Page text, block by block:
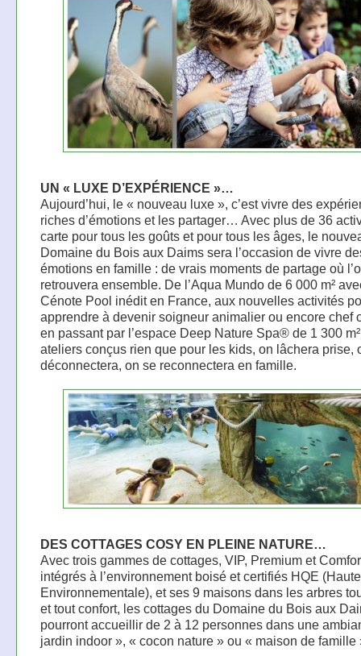
UN « LUXE D’EXPÉRIENCE »…
Aujourd’hui, le « nouveau luxe », c’est vivre des
riches d’émotions et les partager… Avec plus de 36
carte pour tous les goûts et pour tous les âges, le
Domaine du Bois aux Daims sera l’occasion de vivre
émotions en famille : de vrais moments de partage où
retrouvera ensemble. De l’Aqua Mundo de 6 000 m²
Cénote Pool inédit en France, aux nouvelles activités
apprendre à devenir soigneur animalier ou encore chef
en passant par l’espace Deep Nature Spa® de 1 300
ateliers conçus rien que pour les kids, on lâchera prise,
déconnectera, on se reconnectera en famille.
DES COTTAGES COSY EN PLEINE NATURE…
Avec trois gammes de cottages, VIP, Premium et
intégrés à l’environnement boisé et certifiés HQE
Environnementale), et ses 9 maisons dans les arbres
et tout confort, les cottages du Domaine du Bois aux
pourront accueillir de 2 à 12 personnes dans une
jardin indoor », « cocon nature » ou « maison de famille